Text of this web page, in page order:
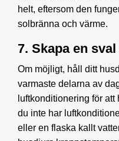
helt, eftersom den
solbränna och värme.
7. Skapa en
Om möjligt, håll ditt
varmaste delarna av
luftkonditionering för
du inte har
eller en flaska kallt